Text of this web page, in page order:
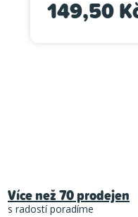
149,50
Více než 70 prodejen
s radostí poradíme